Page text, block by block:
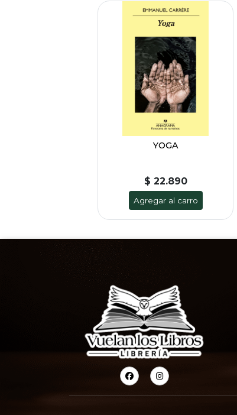
YOGA
$ 22.890
Agregar al carro